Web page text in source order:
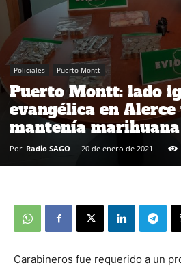
Policiales Puerto Montt
Puerto Montt: lado
evangélica en
mantenía marihuana
Por Radio SAGO - 20 de enero de 2021
Carabineros fue requerido a un